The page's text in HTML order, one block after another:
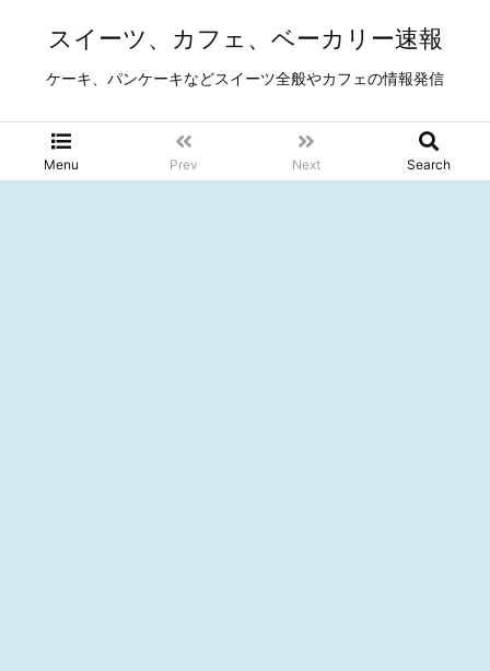
スイーツ、カフェ、ベーカリー速報
ケーキ、パンケーキなどスイーツ全般やカフェの情報発信
Menu Prev Next Search